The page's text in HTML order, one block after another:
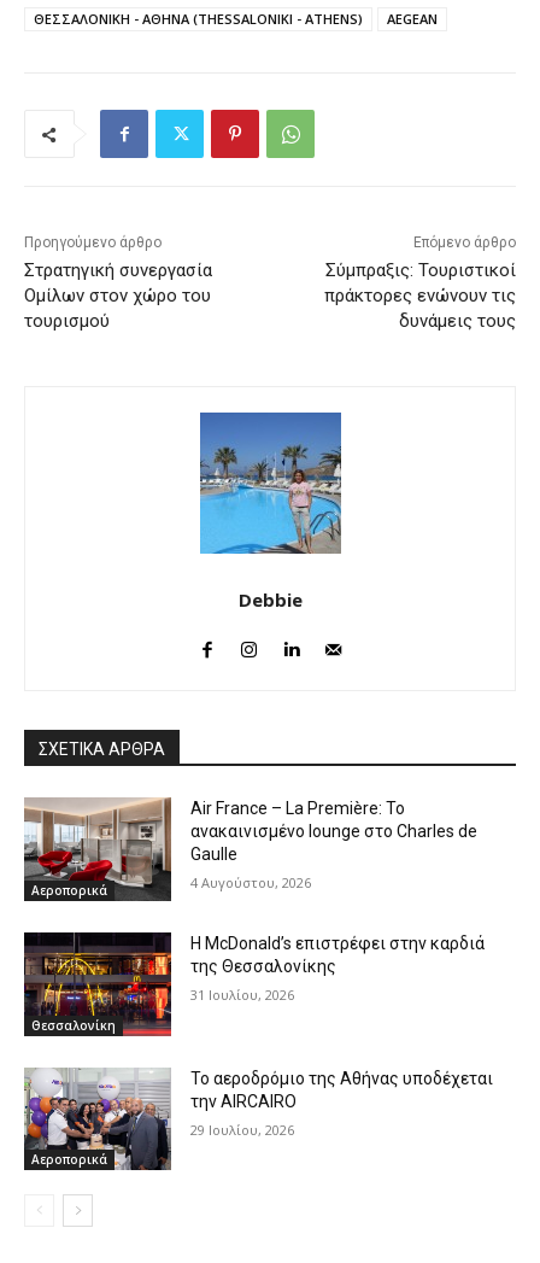
ΘΕΣΣΑΛΟΝΙΚΗ - ΑΘΗΝΑ (THESSALONIKI - ATHENS)
AEGEAN
Προηγούμενο άρθρο
Στρατηγική συνεργασία
Ομίλων στον χώρο του
τουρισμού
Επόμενο άρθρο
Σύμπραξις: Τουριστικοί
πράκτορες ενώνουν τις
δυνάμεις τους
Debbie
ΣΧΕΤΙΚΑ ΑΡΘΡΑ
Αεροπορικά
Air France – La Première: Το
ανακαινισμένο lounge στο Charles de
Gaulle
4 Αυγούστου, 2026
Θεσσαλονίκη
Η McDonald’s επιστρέφει στην καρδιά
της Θεσσαλονίκης
31 Ιουλίου, 2026
Αεροπορικά
Το αεροδρόμιο της Αθήνας υποδέχεται
την AIRCAIRO
29 Ιουλίου, 2026